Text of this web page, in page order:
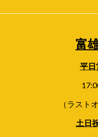
富
平日
（ラスト
土日